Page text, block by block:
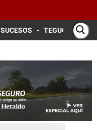
SUCESOS TEGUCIGALPA